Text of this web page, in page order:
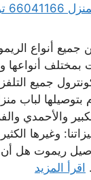
جميع أنواع
بمختلف أنواعها
جميع
بتوصيلها لباب
والأحمدي
وغيرها
ريموت هل
اقرأ المزيد